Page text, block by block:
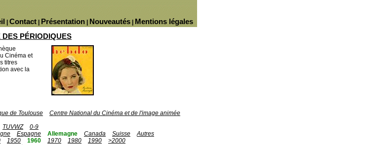
Mentions légales
Nouveautés
Présentation
Contact
DES PÉRIODIQUES
Cinéma et
titres
avec la
de Toulouse
Centre National du Cinéma et de l'image animée
TUVWZ
0-9
Espagne Allemagne Canada Suisse
Autres
1950 1960 1970 1980 1990
>2000